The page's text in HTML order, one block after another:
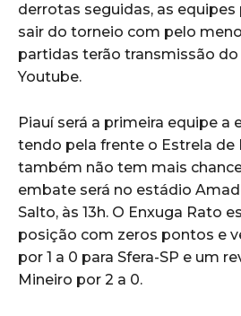
derrotas seguidas, as
sair do torneio com pelo
partidas terão transmissão do
Youtube.
Piauí será a primeira equipe a
tendo pela frente o Estrela de
também não tem mais
embate será no estádio
Salto, às 13h. O Enxuga Rato
posição com zeros pontos e
por 1 a 0 para Sfera-SP e um
Mineiro por 2 a 0.